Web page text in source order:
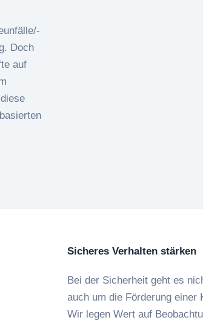
Doch
auf
Sicheres Verhalten stärken
Bei der Sicherheit geht es
auch um die Förderung einer
Wir legen Wert auf